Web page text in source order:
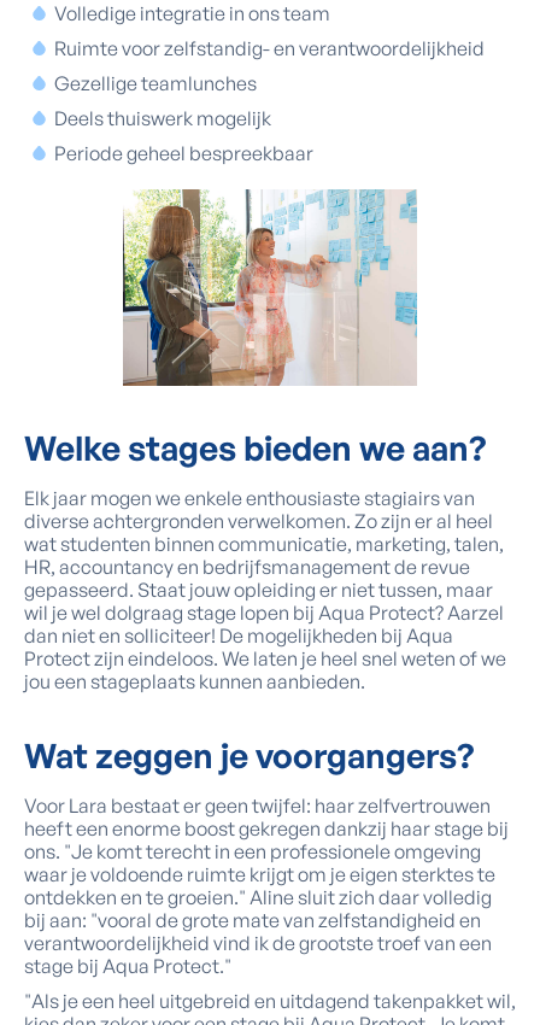
Volledige integratie in ons team
Ruimte voor zelfstandig- en verantwoordelijkheid
Gezellige teamlunches
Deels thuiswerk mogelijk
Periode geheel bespreekbaar
Welke stages bieden we aan?
Elk jaar mogen we enkele enthousiaste stagiairs van
diverse achtergronden verwelkomen. Zo zijn er al heel
wat studenten binnen communicatie, marketing, talen,
HR, accountancy en bedrijfsmanagement de revue
gepasseerd. Staat jouw opleiding er niet tussen, maar
wil je wel dolgraag stage lopen bij Aqua Protect? Aarzel
dan niet en solliciteer! De mogelijkheden bij Aqua
Protect zijn eindeloos. We laten je heel snel weten of we
jou een stageplaats kunnen aanbieden.
Wat zeggen jevoorgangers?
Voor Lara bestaat er geen twijfel: haar zelfvertrouwen
heeft een enorme boost gekregen dankzij haar stage bij
ons. "Je komt terecht in een professionele omgeving
waar je voldoende ruimte krijgt om je eigen sterktes te
ontdekken en te groeien." Aline sluit zich daar volledig
bij aan: "vooral de grote mate van zelfstandigheid en
verantwoordelijkheid vind ik de grootste troef van een
stage bij Aqua Protect."
"Als je een heel uitgebreid en uitdagend takenpakket wil,